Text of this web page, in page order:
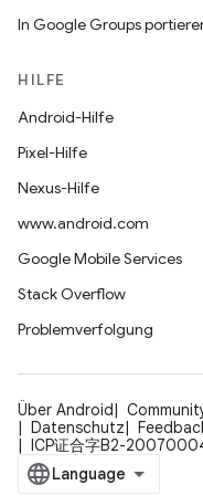
In Google Groups
HILFE
Android-Hilfe
Pixel-Hilfe
Nexus-Hilfe
www.android.com
Google Mobile Services
Stack Overflow
Problemverfolgung
Über Android
Datenschutz
ICP证合字B2-